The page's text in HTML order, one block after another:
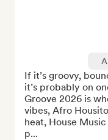
If it’s groovy,
it’s probably on
Groove 2026 is
vibes, Afro
heat, House
p...